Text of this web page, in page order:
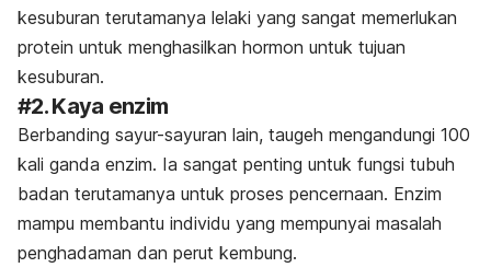
kesuburan terutamanya lelaki yang sangat memerlukan
protein untuk menghasilkan hormon untuk tujuan
kesuburan.
#2. Kaya enzim
Berbanding sayur-sayuran lain, taugeh mengandungi 100
kali ganda enzim. Ia sangat penting untuk fungsi tubuh
badan terutamanya untuk proses pencernaan. Enzim
mampu membantu individu yang mempunyai masalah
penghadaman dan perut kembung.